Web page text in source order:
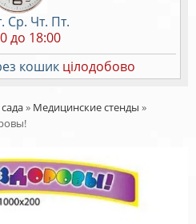
Ср. Чт. Пт.
до 18:00
кошик цілодобово
» Медицинские стенды »